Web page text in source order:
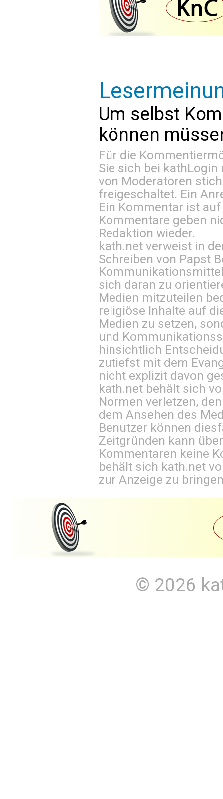
Um selbst
können
Für die
Sie sich bei kathLogin
von Moderatoren
freigeschaltet. Ein
Ein Kommentar ist
Kommentare geben
Redaktion wieder.
kath.net verweist in
Schreiben von Papst
sich daran zu
Medien mitzuteilen
religiöse Inhalte auf
Medien zu setzen,
und
hinsichtlich
zutiefst mit dem
nicht explizit davon
kath.net behält sich
Normen verletzen,
dem Ansehen des
Benutzer können
Zeitgründen kann
Kommentaren keine
behält sich kath.net
zur Anzeige zu
© 2026